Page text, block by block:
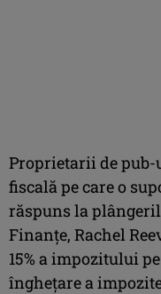
Proprietarii de pub-
fiscală pe care o
răspuns la
Finanţe, Rachel
15% a impozitului
îngheţare a